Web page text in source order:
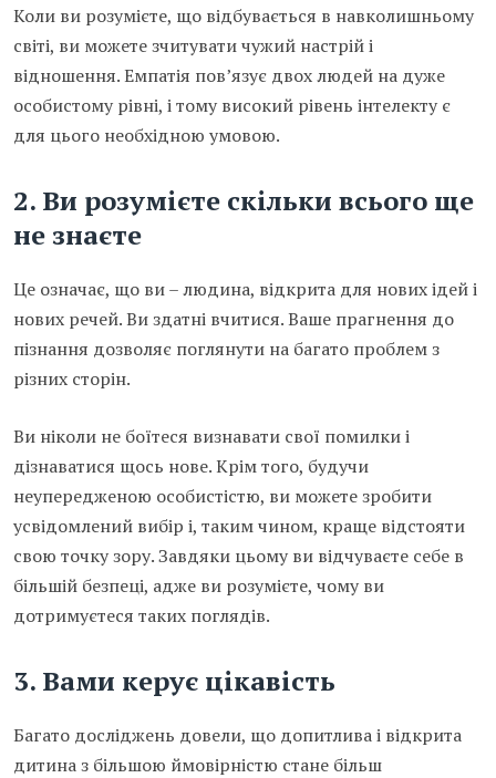
Коли ви розумієте, що відбувається в навколишньому
світі, ви можете зчитувати чужий настрій і
відношення. Емпатія пов’язує двох людей на дуже
особистому рівні, і тому високий рівень інтелекту є
для цього необхідною умовою.
2. Ви розумієте скільки всього ще
не знаєте
Це означає, що ви – людина, відкрита для нових ідей і
нових речей. Ви здатні вчитися. Ваше прагнення до
пізнання дозволяє поглянути на багато проблем з
різних сторін.
Ви ніколи не боїтеся визнавати свої помилки і
дізнаватися щось нове. Крім того, будучи
неупередженою особистістю, ви можете зробити
усвідомлений вибір і, таким чином, краще відстояти
свою точку зору. Завдяки цьому ви відчуваєте себе в
більшій безпеці, адже ви розумієте, чому ви
дотримуєтеся таких поглядів.
3. Вами керує цікавість
Багато досліджень довели, що допитлива і відкрита
дитина з більшою ймовірністю стане більш